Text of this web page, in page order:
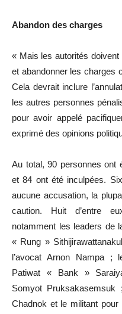
Abandon des charges
« Mais les autorités
et abandonner les charges
Cela devrait inclure
les autres personnes
pour avoir appelé
exprimé des opinions
Au total, 90 personnes ont
et 84 ont été inculpées.
aucune accusation, la
caution. Huit d’entre
notamment les leaders de
« Rung »
l’avocat Arnon Nampa ;
Patiwat « Bank »
Somyot
Chadnok et le militant pour